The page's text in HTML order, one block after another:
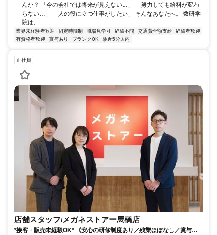
んか？ 「今の会社では将来が見えない…」 「努力しても給料が変わ
らない…」 「人の役に立つ仕事がしたい」 そんなあなたへ。 数研学
院は、...
業界未経験者歓迎 固定時間制 職場見学可 経験不問 交通費全額支給
経験者歓迎
有資格者歓迎
賞与あり ブランクOK 駅近5分以内
正社員
店舗スタッフ/メガネストアー馬橋店
*接客・販売未経験OK* 《安心の研修制度あり／残業ほぼなし／賞与年2